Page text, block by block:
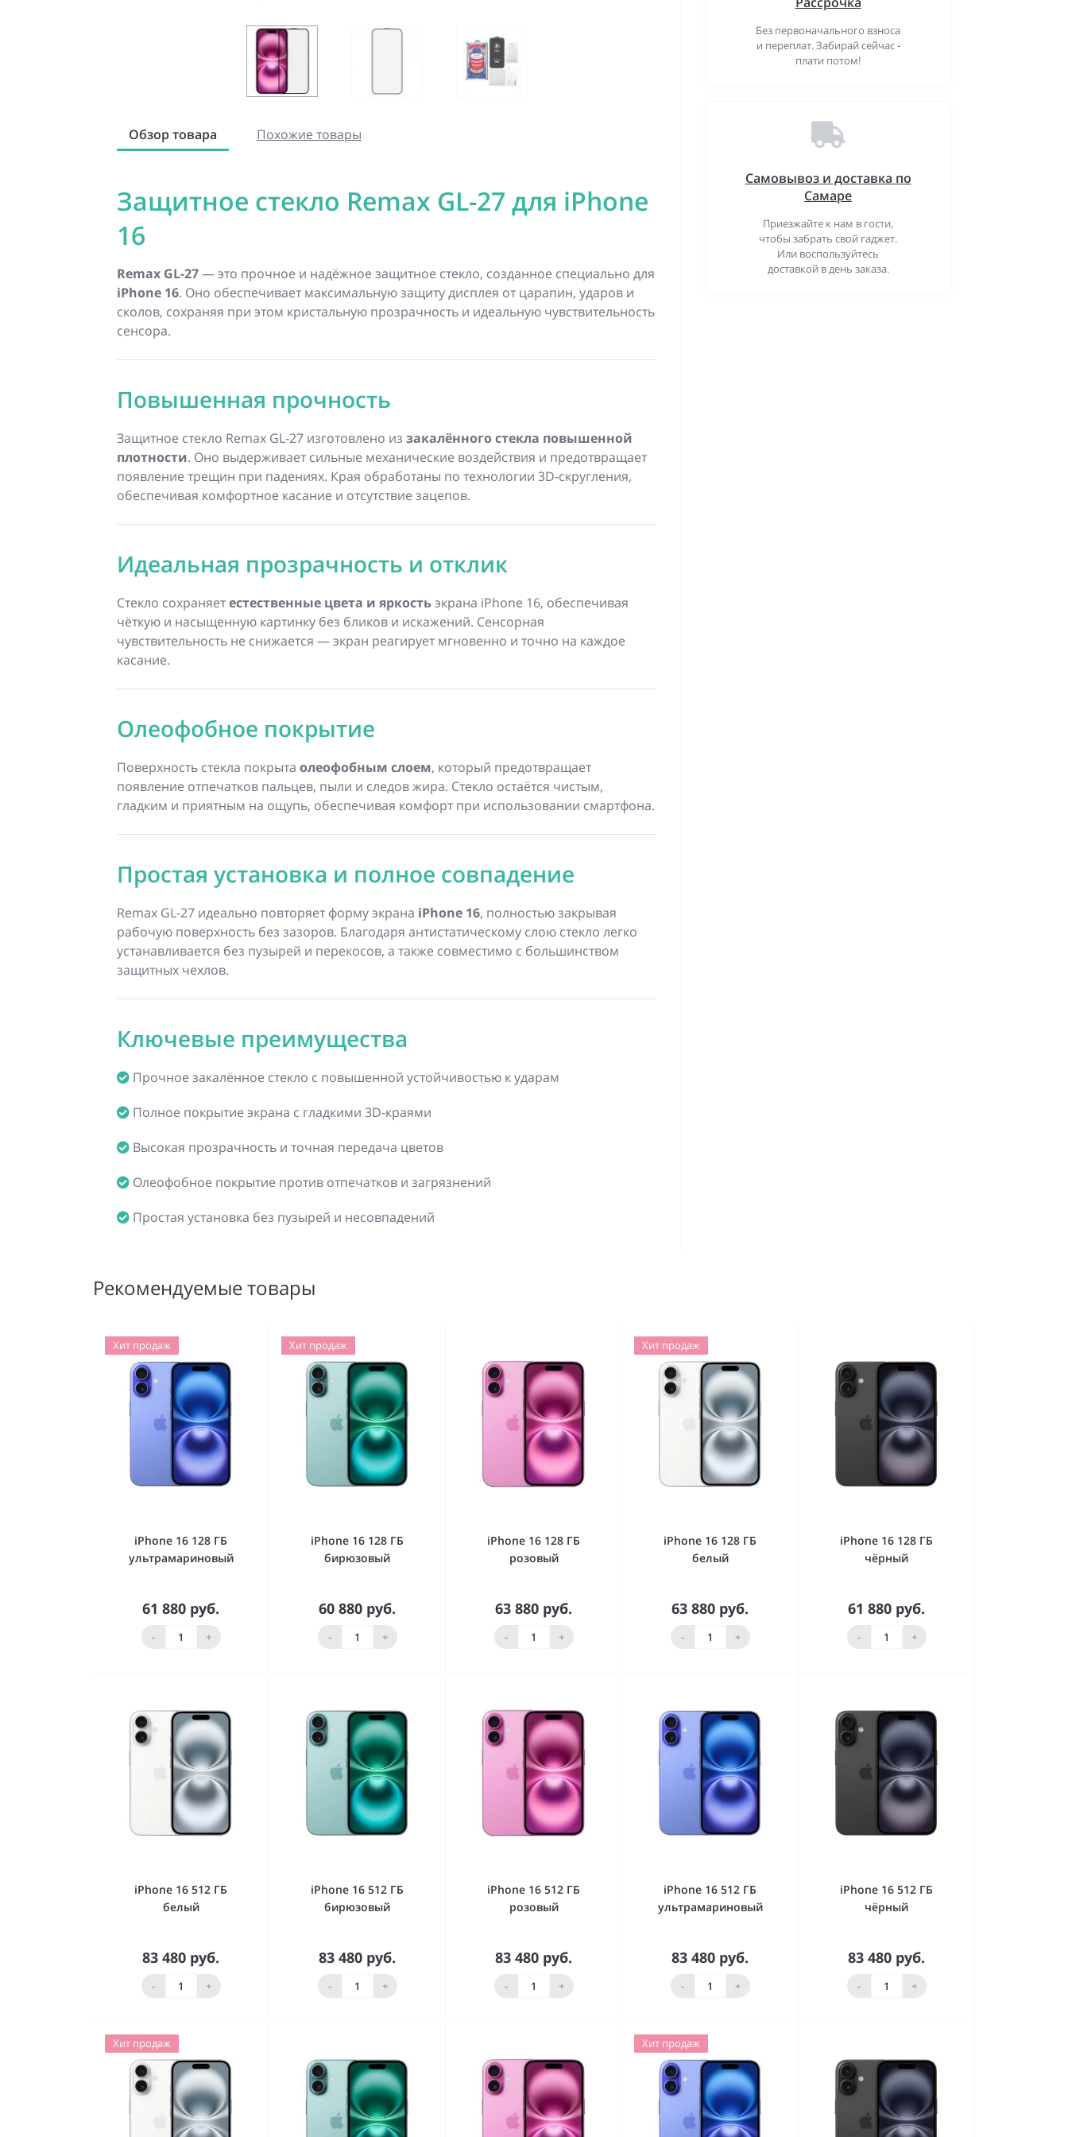
Обзор товара Похожие товары
Защитное стекло Remax GL-27 для iPhone
16
Remax GL-27— это прочное и надёжное защитное стекло, созданное специально для
iPhone 16. Оно обеспечивает максимальную защиту дисплея от царапин, ударов и
сколов, сохраняя при этом кристальную прозрачность и идеальную чувствительность
сенсора.
Повышенная прочность
Защитное стекло Remax GL-27 изготовлено из закалённого стекла повышенной
плотности. Оно выдерживает сильные механические воздействия и предотвращает
появление трещин при падениях. Края обработаны по технологии 3D-скругления,
обеспечивая комфортное касание и отсутствие зацепов.
Идеальная прозрачность и отклик
Стекло сохраняетестественные цвета и яркостьэкрана iPhone 16, обеспечивая
чёткую и насыщенную картинку без бликов и искажений. Сенсорная
чувствительность не снижается — экран реагирует мгновенно и точно на каждое
касание.
Олеофобное покрытие
Поверхность стекла покрыта олеофобным слоем, который предотвращает
появление отпечатков пальцев, пыли и следов жира. Стекло остаётся чистым,
гладким и приятным на ощупь, обеспечивая комфорт при использовании смартфона.
Простая установка и полное совпадение
Remax GL-27 идеально повторяет форму экрана iPhone 16, полностью закрывая
рабочую поверхность без зазоров. Благодаря антистатическому слою стекло легко
устанавливается без пузырей и перекосов, а также совместимо с большинством
защитных чехлов.
Ключевые преимущества
Прочное закалённое стекло с повышенной устойчивостью к ударам
Полное покрытие экрана с гладкими 3D-краями
Высокая прозрачность и точная передача цветов
Олеофобное покрытие против отпечатков и загрязнений
Простая установка без пузырей и несовпадений
Без первоначального взноса
и переплат. Забирай сейчас -
плати потом!
Самовывоз и доставка по
Самаре
Приезжайте к нам в гости,
чтобы забрать свой гаджет.
Или воспользуйтесь
доставкой в день заказа.
Рекомендуемые товары
Хит продаж
iPhone 16 128 ГБ
ультрамариновый
61 880 руб.
- +
В корзину
Хит продаж
iPhone 16 128 ГБ
бирюзовый
60 880 руб.
- +
В корзину
iPhone 16 128 ГБ
розовый
63 880 руб.
- +
В корзину
Хит продаж
iPhone 16 128 ГБ
белый
63 880 руб.
- +
В корзину
iPhone 16 128 ГБ
чёрный
61 880 руб.
- +
В корзину
iPhone 16 512 ГБ
белый
83 480 руб.
- +
В корзину
iPhone 16 512 ГБ
бирюзовый
83 480 руб.
- +
В корзину
iPhone 16 512 ГБ
розовый
83 480 руб.
- +
В корзину
iPhone 16 512 ГБ
ультрамариновый
83 480 руб.
- +
В корзину
iPhone 16 512 ГБ
чёрный
83 480 руб.
- +
В корзину
Хит продаж Хит продаж